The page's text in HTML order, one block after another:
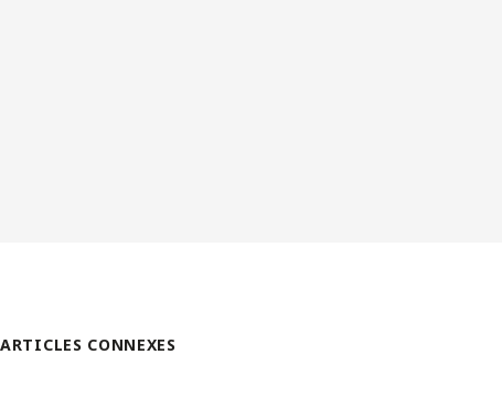
ARTICLES CONNEXES